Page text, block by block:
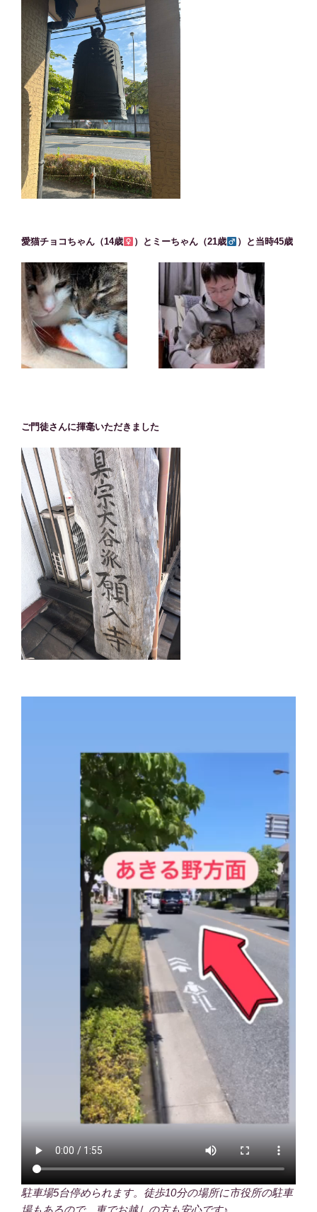
愛猫チョコちゃん（14歳 ）とミーちゃん（21歳 ）と当時45歳
ご門徒さんに揮毫いただきました
駐車場5台停められます。徒歩10分の場所に市役所の駐車
場もあるので、車でお越しの方も安心です♪